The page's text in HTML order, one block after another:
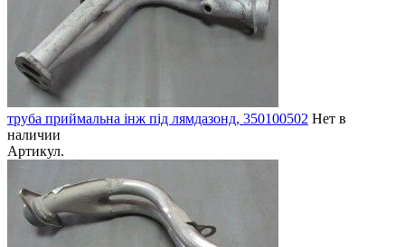
труба приймальна інж під лямдазонд, 350100502 Нет в
наличии
Артикул.